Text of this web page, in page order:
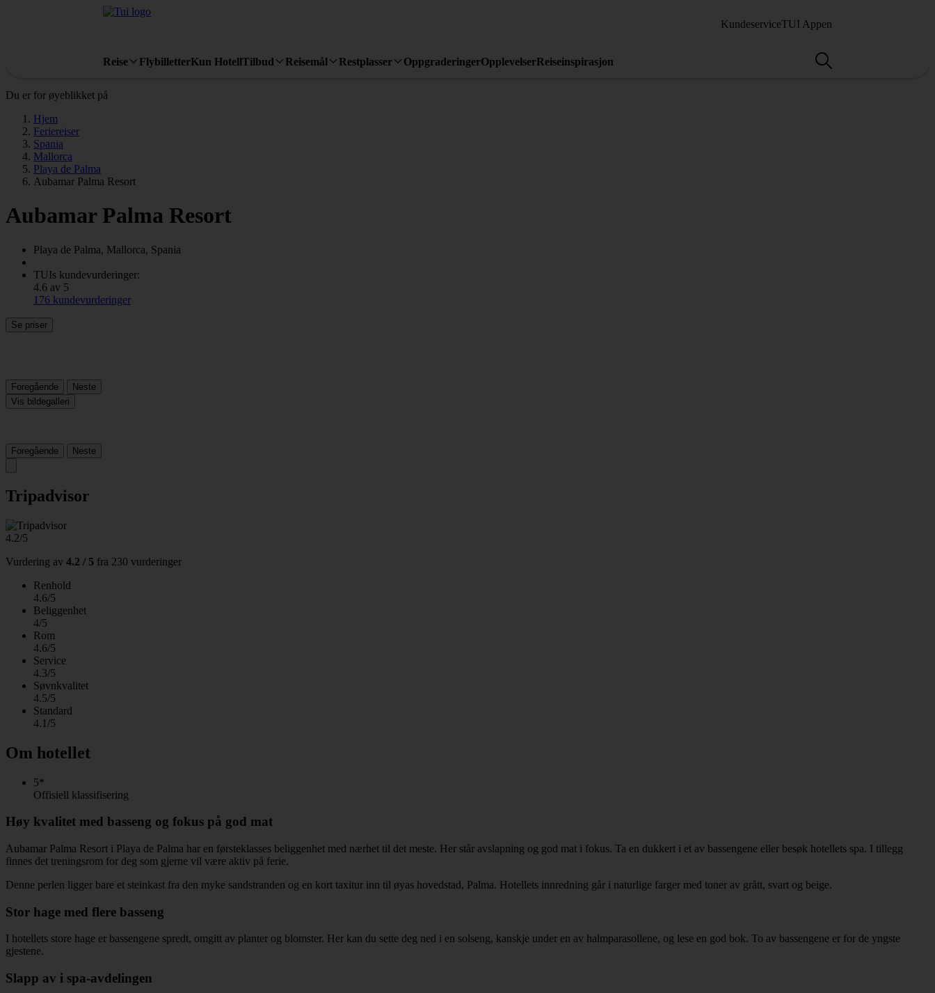
KundeserviceTUI Appen
Reise FlybilletterKun HotellTilbud Reisemål Restplasser OppgraderingerOpplevelserReiseinspirasjon
Du er for øyeblikket på
Hjem
Feriereiser
Spania
Mallorca
Playa de Palma
Aubamar Palma Resort
Aubamar Palma Resort
Playa de Palma, Mallorca, Spania
TUIs kundevurderinger:
4.6 av 5
176 kundevurderinger
Se priser
Foregående
Neste
Vis bildegalleri
Foregående Neste
Tripadvisor
4.2/5
Vurdering av 4.2 / 5 fra 230 vurderinger
Renhold
4.6/5
Beliggenhet
4/5
Rom
4.6/5
Service
4.3/5
Søvnkvalitet
4.5/5
Standard
4.1/5
Om hotellet
5*
Offisiell klassifisering
Høy kvalitet med basseng og fokus på god mat
Aubamar Palma Resort i Playa de Palma har en førsteklasses beliggenhet med nærhet til det meste. Her står avslapning og god mat i fokus. Ta en dukkert i et av bassengene eller besøk hotellets spa. I tillegg
finnes det treningsrom for deg som gjerne vil være aktiv på ferie.
Denne perlen ligger bare et steinkast fra den myke sandstranden og en kort taxitur inn til øyas hovedstad, Palma. Hotellets innredning går i naturlige farger med toner av grått, svart og beige.
Stor hage med flere basseng
I hotellets store hage er bassengene spredt, omgitt av planter og blomster. Her kan du sette deg ned i en solseng, kanskje under en av halmparasollene, og lese en god bok. To av bassengene er for de yngste
gjestene.
Slapp av i spa-avdelingen